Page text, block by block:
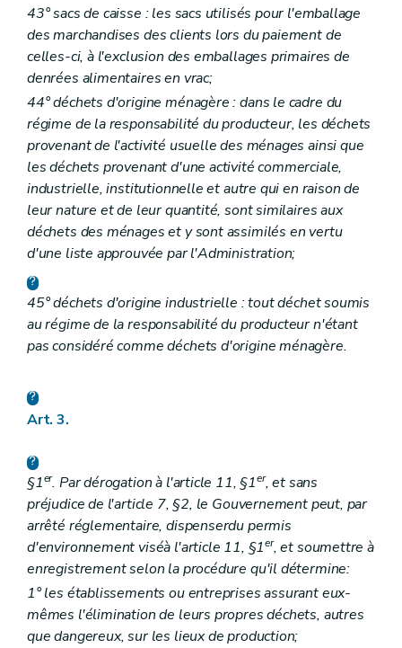
43° sacs de caisse : les sacs utilisés pour l'emballage
des marchandises des clients lors du paiement de
celles-ci, à l'exclusion des emballages primaires de
denrées alimentaires en vrac;
44° déchets d'origine ménagère : dans le cadre du
régime de la responsabilité du producteur, les déchets
provenant de l'activité usuelle des ménages ainsi que
les déchets provenant d'une activité commerciale,
industrielle, institutionnelle et autre qui en raison de
leur nature et de leur quantité, sont similaires aux
déchets des ménages et y sont assimilés en vertu
d'une liste approuvée par l'Administration;
45° déchets d'origine industrielle : tout déchet soumis
au régime de la responsabilité du producteur n'étant
pas considéré comme déchets d'origine ménagère.
Art. 3.
§1er. Par dérogation à l'article 11, §1er, et sans
préjudice de l'article 7, §2, le Gouvernement peut, par
arrêté réglementaire, dispenserdu permis
d'environnement viséà l'article 11, §1er, et soumettre à
enregistrement selon la procédure qu'il détermine:
1° les établissements ou entreprises assurant eux-
mêmes l'élimination de leurs propres déchets, autres
que dangereux, sur les lieux de production;